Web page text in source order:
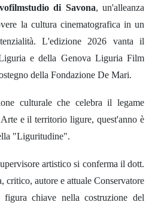
di Savona, un'alleanza
la cultura cinematografica in un
L'edizione 2026 vanta il
e della Genova Liguria Film
della Fondazione De Mari.
culturale che celebra il legame
e il territorio ligure, quest'anno è
"Liguritudine".
artistico si conferma il dott.
critico, autore e attuale Conservatore
figura chiave nella costruzione del